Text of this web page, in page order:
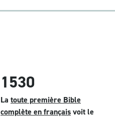
1530
La toute première Bible
complète en françaisvoit le